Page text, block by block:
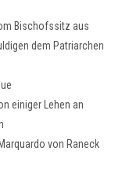
Bischofssitz aus
dem Patriarchen
einiger Lehen an
von Raneck